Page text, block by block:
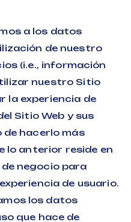
a los datos
de nuestro
(i.e., información
nuestro Sitio
la experiencia de
Sitio Web y sus
de hacerlo más
lo anterior reside en
negocio para
de usuario.
los datos
que hace de